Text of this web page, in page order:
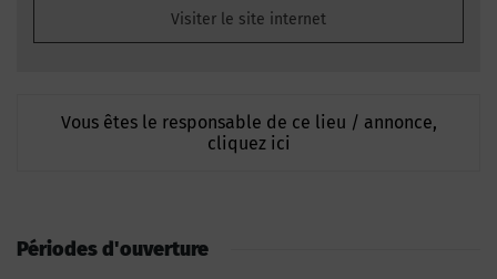
Visiter le site internet
Vous êtes le responsable de ce lieu / annonce,
cliquez ici
Périodes d'ouverture